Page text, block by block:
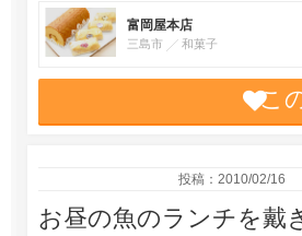
富岡屋本店
三島市 和菓子
こ
投稿：2010/02/16
お昼の魚のランチを戴